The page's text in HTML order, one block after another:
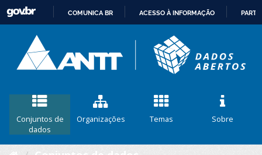
CONTEÚDO
COMUNICA BR ACESSO À INFORMAÇÃO
Conjuntos de
dados
Organizações Temas Sobre